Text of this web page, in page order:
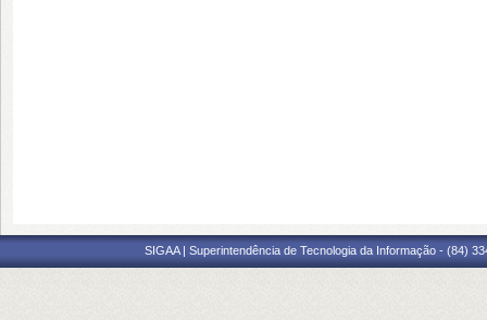
SIGAA | Superintendência de Tecnologia da Informação - (84)